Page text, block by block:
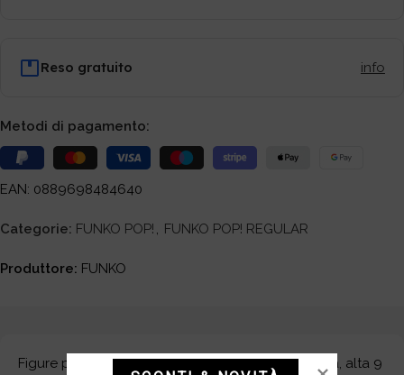
Reso gratuito info
Metodi di pagamento:
EAN: 0889698484640
Categorie: FUNKO POP! , FUNKO POP! REGULAR
Produttore: FUNKO
Figure per collezionisti in PVC, precolorata, statica, alta 9